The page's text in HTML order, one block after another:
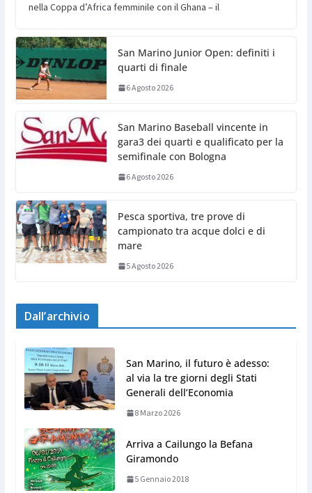
nella Coppa d’Africa femminile con il Ghana – il
San Marino Junior Open: definiti i
quarti di finale
6 Agosto 2026
San Marino Baseball vincente in
gara3 dei quarti e qualificato per la
semifinale con Bologna
6 Agosto 2026
Pesca sportiva, tre prove di
campionato tra acque dolci e di
mare
5 Agosto 2026
Dall’archivio
San Marino, il futuro è adesso:
al via la tre giorni degli Stati
Generali dell’Economia
8 Marzo 2026
Arriva a Cailungo la Befana
Giramondo
5 Gennaio 2018